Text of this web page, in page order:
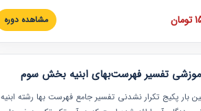
و به همراه تصاویر عملیات اجرایی مرتبط با ردیف های
بها ارائه شده است. این دوره با کلام مهندس
مدیر پروژه مهندسی مشاور در امر بازنگری فهرست
حال فعالیت هستند حتما توصیه می کنیم از مطالب این
نمایند.
مشاهده دوره
تفسیر فهرست‌بهای ابنیه بخش سوم
بار پکیج تکرار نشدنی تفسیر جامع فهرست بها رشته ابنیه